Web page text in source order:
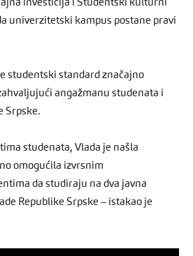
investicija i Studentski kulturni
univerzitetski kampus postane pravi
studentski standard značajno
angažmanu studenata i
Srpske.
studenata, Vlada je našla
omogućila izvrsnim
da studiraju na dva javna
Republike Srpske – istakao je